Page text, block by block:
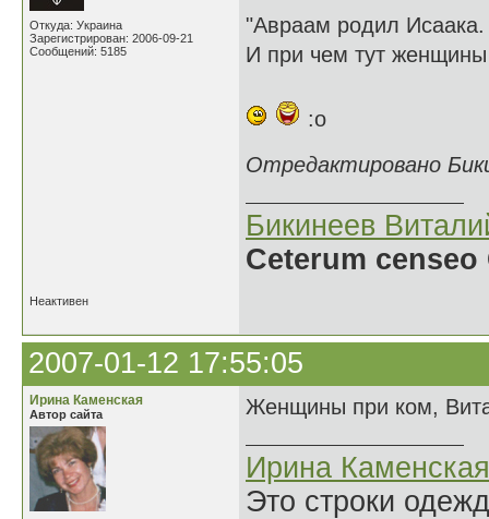
Откуда: Украина
Зарегистрирован: 2006-09-21
Сообщений: 5185
"Авраам родил
И при чем тут
:o
Отредактировано
Бикинеев
Ceterum
Неактивен
2007-01-12 17:55:05
Ирина Каменская
Автор сайта Женщины при ком,
Ирина Каменская
Это строки